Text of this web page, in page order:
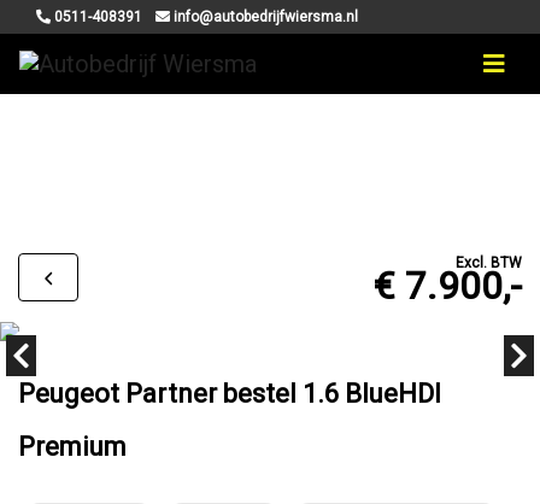
0511-408391 info@autobedrijfwiersma.nl
Excl. BTW
€ 7.900,-
Peugeot Partner bestel 1.6 BlueHDI
Premium